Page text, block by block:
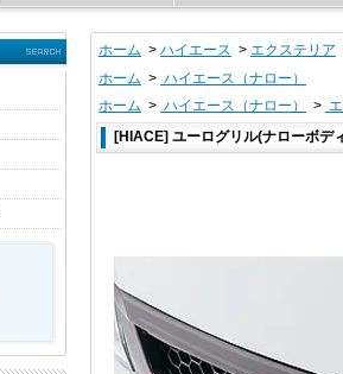
ホーム > ハイエース > エクステリア
ホーム > ハイエース（ナロー）
ホーム > ハイエース（ナロー） >
[HIACE] ユーログリル(ナローボデ